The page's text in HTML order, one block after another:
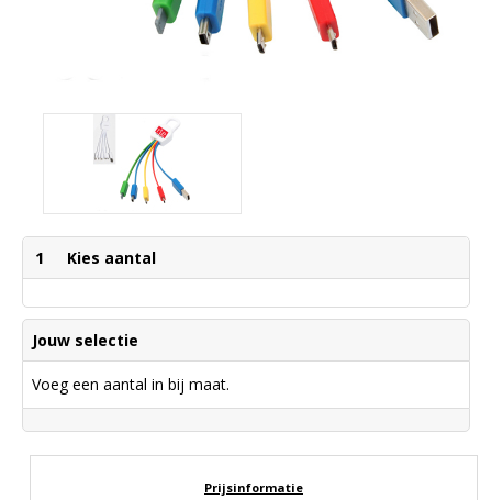
1 Kies aantal
Jouw selectie
Voeg een aantal in bij maat.
Prijsinformatie